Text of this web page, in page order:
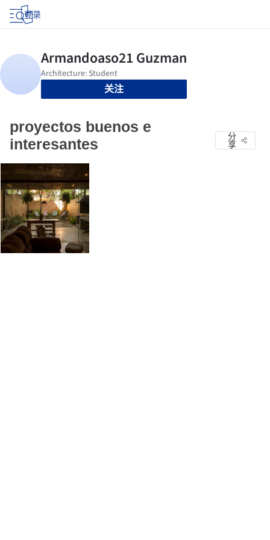
登录
关注
proyectos buenos e
interesantes
分
享